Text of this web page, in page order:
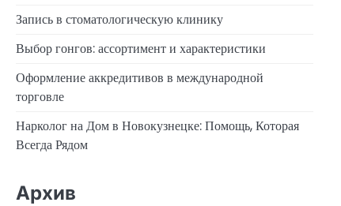
Запись в стоматологическую клинику
Выбор гонгов: ассортимент и характеристики
Оформление аккредитивов в международной
торговле
Нарколог на Дом в Новокузнецке: Помощь, Которая
Всегда Рядом
Архив